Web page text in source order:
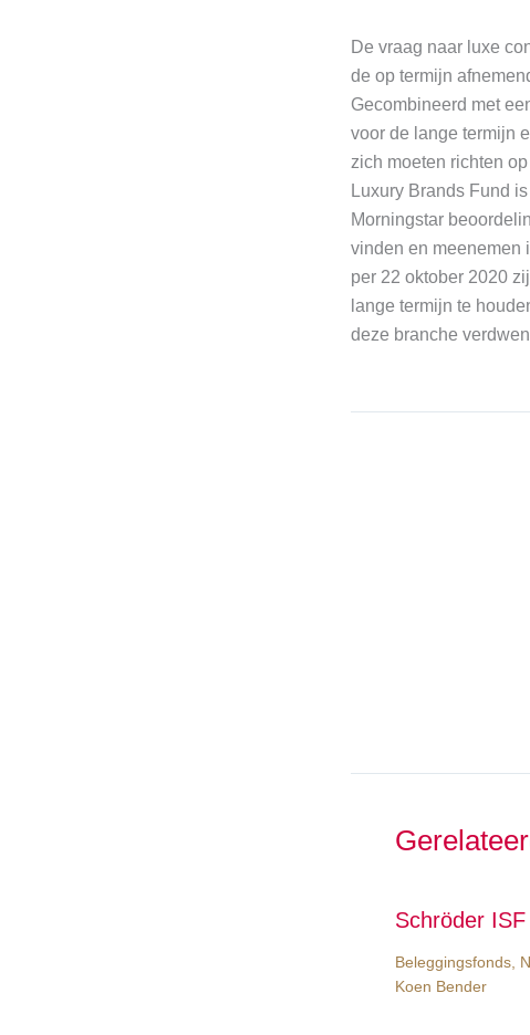
De vraag naar luxe
de op termijn
Gecombineerd met
voor de lange termijn
zich moeten richten
Luxury Brands Fund
Morningstar
vinden en meenemen
per 22 oktober 2020
lange termijn te
deze branche
Schröder
Beleggingsfonds
Koen Bender